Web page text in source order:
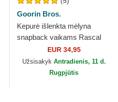
Goorin Bros.
Kepurė išlenkta mėlyna
snapback vaikams Rascal
Raccoon Mini The Farm
Goorin Bros.
EUR 34,95
Užsisakyk Antradienis, 11 d.
Rugpjūtis